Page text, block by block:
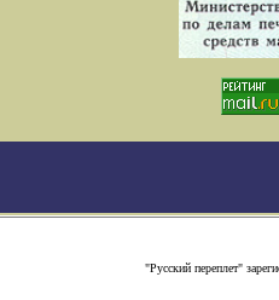
"Русский переплет"